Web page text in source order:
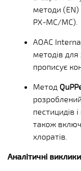
методи (EN)
РХ-МС/МС).
AOAC
методів для
прописує
Метод
пестицидів
також
хлоратів.
Аналітичні виклики